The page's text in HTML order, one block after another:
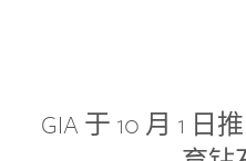
GIA 于 10 月 1 日